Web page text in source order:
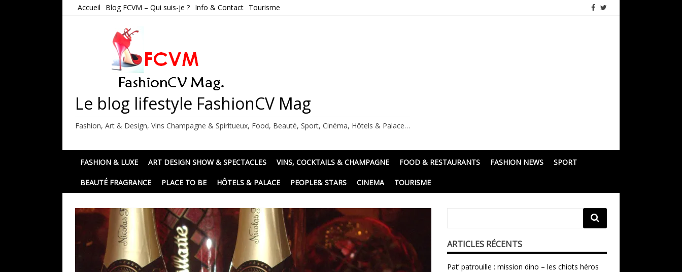
Accueil Blog FCVM – Qui suis-je ? Info & Contact Tourisme
Le blog lifestyle FashionCV Mag
Fashion, Art & Design, Vins Champagne & Spiritueux, Food, Beauté, Sport, Cinéma, Hôtels & Palace…
FASHION & LUXE ART DESIGN SHOW & SPECTACLES VINS, COCKTAILS & CHAMPAGNE FOOD & RESTAURANTS FASHION NEWS SPORT
BEAUTÉ FRAGRANCE PLACE TO BE HÔTELS & PALACE PEOPLE& STARS CINEMA TOURISME
ARTICLES RÉCENTS
Pat’ patrouille : mission dino – les chiots héros